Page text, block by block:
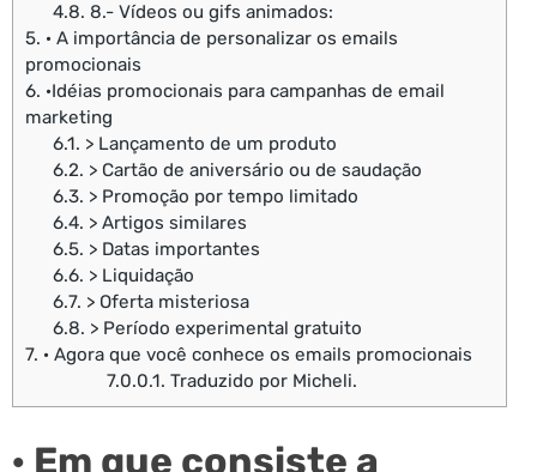
4.8. 8.- Vídeos ou gifs animados:
5. · A importância de personalizar os emails
promocionais
6. ·Idéias promocionais para campanhas de email
marketing
6.1. > Lançamento de um produto
6.2. > Cartão de aniversário ou de saudação
6.3. > Promoção por tempo limitado
6.4. > Artigos similares
6.5. > Datas importantes
6.6. > Liquidação
6.7. > Oferta misteriosa
6.8. > Período experimental gratuito
7. · Agora que você conhece os emails promocionais
7.0.0.1. Traduzido por Micheli.
· Em que consiste a